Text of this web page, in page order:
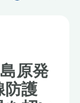
原発
防護